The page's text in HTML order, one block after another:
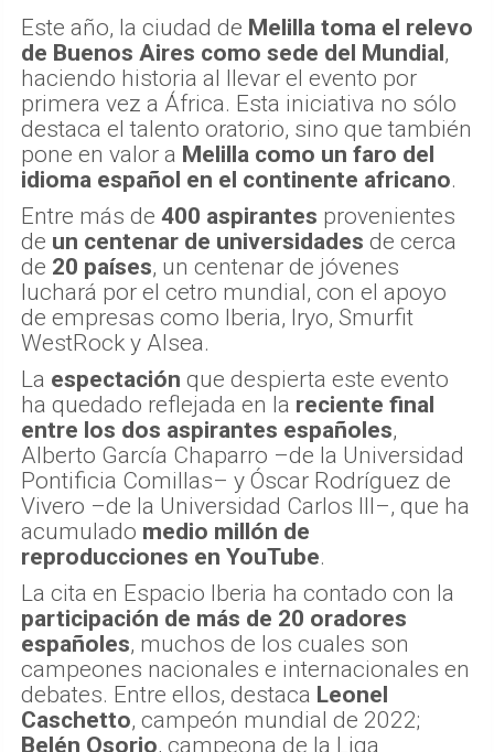
Este año, la ciudad de Melilla toma el relevo
de Buenos Aires como sede del Mundial,
haciendo historia al llevar el evento por
primera vez a África. Esta iniciativa no sólo
destaca el talento oratorio, sino que también
pone en valor a Melilla como un faro del
idioma español en el continente africano.
Entre más de 400 aspirantes provenientes
de un centenar de universidades de cerca
de 20 países, un centenar de jóvenes
luchará por el cetro mundial, con el apoyo
de empresas como Iberia, Iryo, Smurfit
WestRock y Alsea.
La espectación que despierta este evento
ha quedado reflejada en la reciente final
entre los dos aspirantes españoles,
Alberto García Chaparro –de la Universidad
Pontificia Comillas– y Óscar Rodríguez de
Vivero –de la Universidad Carlos III–, que ha
acumulado medio millón de
reproducciones en YouTube.
La cita en Espacio Iberia ha contado con la
participación de más de 20 oradores
españoles, muchos de los cuales son
campeones nacionales e internacionales en
debates. Entre ellos, destaca Leonel
Caschetto, campeón mundial de 2022;
Belén Osorio, campeona de la Liga